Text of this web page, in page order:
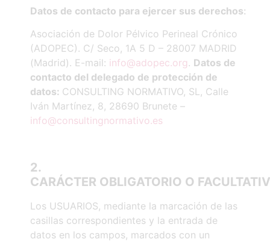
Datos de contacto para ejercer sus derechos:
Asociación de Dolor Pélvico Perineal Crónico
(ADOPEC). C/ Seco, 1A 5 D – 28007 MADRID
(Madrid). E-mail: info@adopec.org . Datos de
contacto del delegado de protección de
datos: CONSULTING NORMATIVO, SL, Calle
Iván Martínez, 8, 28690 Brunete –
info@consultingnormativo.es
2.
CARÁCTER OBLIGATORIO O
Los USUARIOS, mediante la marcación de las
casillas correspondientes y la entrada de
datos en los campos, marcados con un